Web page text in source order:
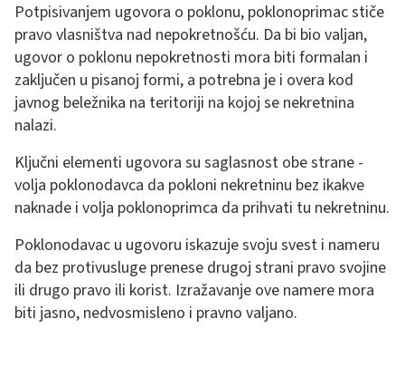
Potpisivanjem ugovora o poklonu, poklonoprimac stiče
pravo vlasništva nad nepokretnošću. Da bi bio valjan,
ugovor o poklonu nepokretnosti mora biti formalan i
zaključen u pisanoj formi, a potrebna je i overa kod
javnog beležnika na teritoriji na kojoj se nekretnina
nalazi.
Ključni elementi ugovora su saglasnost obe strane -
volja poklonodavca da pokloni nekretninu bez ikakve
naknade i volja poklonoprimca da prihvati tu nekretninu.
Poklonodavac u ugovoru iskazuje svoju svest i nameru
da bez protivusluge prenese drugoj strani pravo svojine
ili drugo pravo ili korist. Izražavanje ove namere mora
biti jasno, nedvosmisleno i pravno valjano.